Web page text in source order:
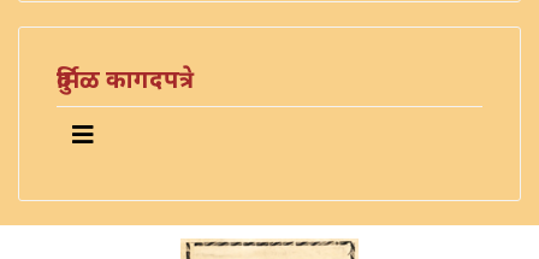
दुर्मिळ कागदपत्रे